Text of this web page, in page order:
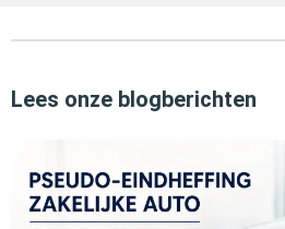
Lees onze blogberichten